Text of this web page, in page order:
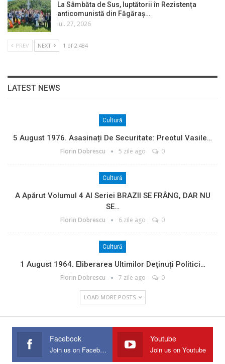
La Sâmbăta de Sus, luptătorii în Rezistența
anticomunistă din Făgăraș…
iul. 27, 2026
PREV NEXT 1 of 2.484
LATEST NEWS
Cultură
5 August 1976. Asasinați De Securitate: Preotul Vasile…
Florin Dobrescu 5 zile ago 0
Cultură
A Apărut Volumul 4 Al Seriei BRAZII SE FRÂNG, DAR NU
SE…
Florin Dobrescu 6 zile ago 0
Cultură
1 August 1964. Eliberarea Ultimilor Deținuți Politici…
Florin Dobrescu 7 zile ago 0
LOAD MORE POSTS
Facebook
Join us on Facebook
Youtube
Join us on Youtube